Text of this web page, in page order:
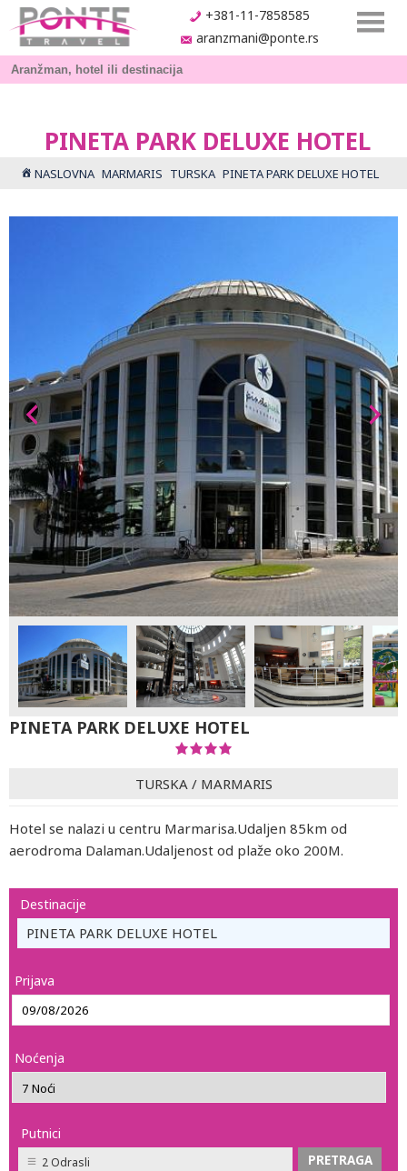
+381-11-7858585
aranzmani@ponte.rs
PINETA PARK DELUXE HOTEL
NASLOVNA MARMARIS TURSKA PINETA PARK DELUXE HOTEL
PINETA PARK DELUXE HOTEL
TURSKA / MARMARIS
Hotel se nalazi u centru Marmarisa.Udaljen 85km od
aerodroma Dalaman.Udaljenost od plaže oko 200M.
Destinacije
PINETA PARK DELUXE HOTEL
Prijava
Noćenja
Putnici
2 Odrasli